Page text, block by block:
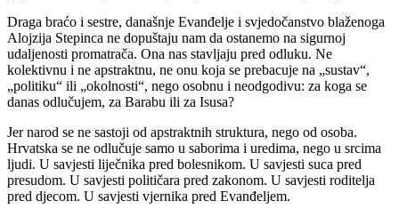
Draga braćo i sestre, današnje Evanđelje i svjedočanstvo blaženoga
Alojzija Stepinca ne dopuštaju nam da ostanemo na sigurnoj
udaljenosti promatrača. Ona nas stavljaju pred odluku. Ne
kolektivnu i ne apstraktnu, ne onu koja se prebacuje na „sustav“,
„politiku“ ili „okolnosti“, nego osobnu i neodgodivu: za koga se
danas odlučujem, za Barabu ili za Isusa?
Jer narod se ne sastoji od apstraktnih struktura, nego od osoba.
Hrvatska se ne odlučuje samo u saborima i uredima, nego u srcima
ljudi. U savjesti liječnika pred bolesnikom. U savjesti suca pred
presudom. U savjesti političara pred zakonom. U savjesti roditelja
pred djecom. U savjesti vjernika pred Evanđeljem.